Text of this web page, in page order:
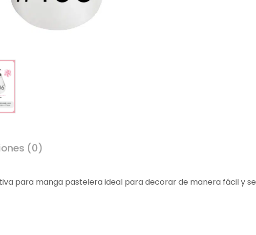
(0)
para manga pastelera ideal para decorar de manera fácil y